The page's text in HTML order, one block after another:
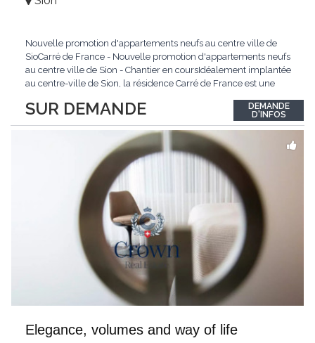
SUR DEMANDE
Nouvelle promotion d'appartements neufs au centre ville de
SioCarré de France - Nouvelle promotion d'appartements neufs
au centre ville de Sion - Chantier en coursIdéalement implantée
au centre-ville de Sion, la résidence Carré de France est une
contemporaine, qualité de vie et emplacement privilégié.Ce
projet d'envergure comprend 38...
DEMANDE
D'INFOS
Elegance, volumes and way of life